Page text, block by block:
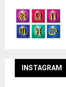
INSTAGRAM